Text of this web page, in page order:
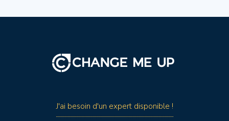
J'ai besoin d'un expert disponible !